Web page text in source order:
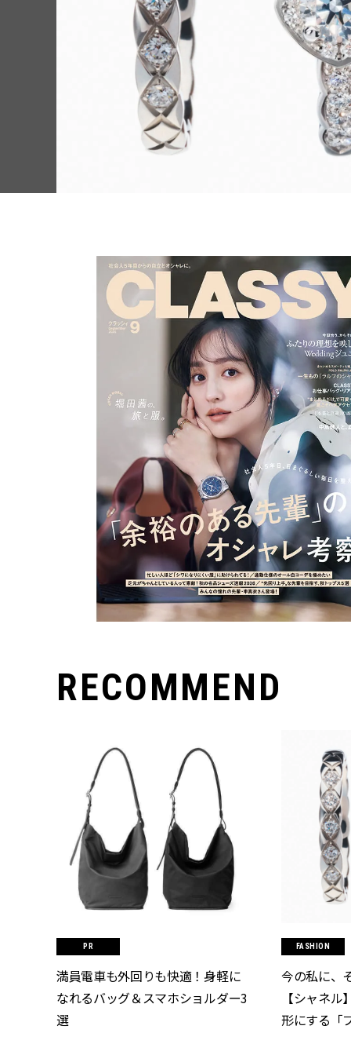
RECOMMEND
満員電車も外回りも快適！身軽に
なれるバッグ＆スマホショルダー3
選
FASHION
今の私に、
【シャネ
形にする「